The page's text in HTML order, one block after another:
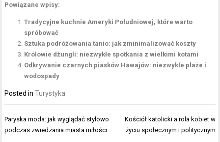
Powiązane wpisy:
Tradycyjne kuchnie Ameryki Południowej, które warto
spróbować
Sztuka podróżowania tanio: jak zminimalizować koszty
Królowie dżungli: niezwykłe spotkania z wielkimi kotami
Odkrywanie czarnych piasków Hawajów: niezwykłe plaże i
wodospady
Posted inTurystyka
Nawigacja
wpisu
Paryska moda: jak wyglądać stylowo
podczas zwiedzania miasta miłości
Kościół katolicki a rola kobiet w
życiu społecznym i politycznym